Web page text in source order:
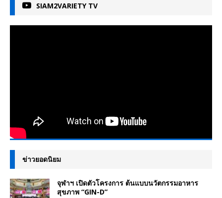
SIAM2VARIETY TV
ข่าวยอดนิยม
จุฬาฯ เปิดตัวโครงการ ต้นแบบนวัตกรรมอาหาร
สุขภาพ “GIN-D”